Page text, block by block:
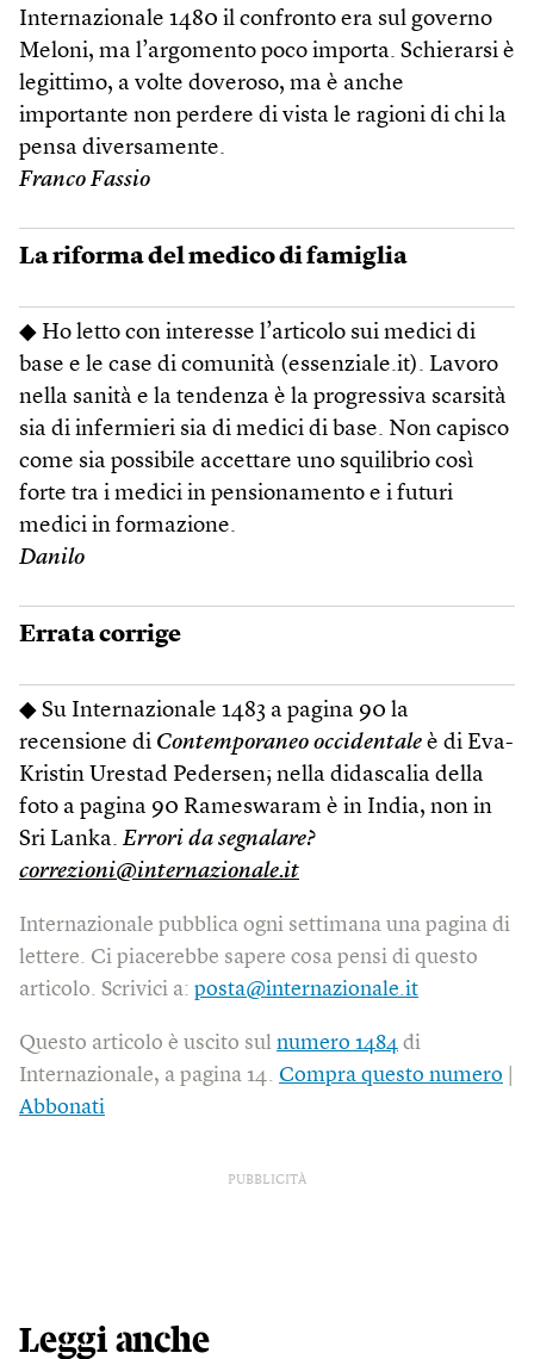
Internazionale 1480 il confronto era sul governo
Meloni, ma l’argomento poco importa. Schierarsi è
legittimo, a volte doveroso, ma è anche
importante non perdere di vista le ragioni di chi la
pensa diversamente.
Franco Fassio
La riforma del medico di famiglia
◆ Ho letto con interesse l’articolo sui medici di
base e le case di comunità (essenziale.it). Lavoro
nella sanità e la tendenza è la progressiva scarsità
sia di infermieri sia di medici di base. Non capisco
come sia possibile accettare uno squilibrio così
forte tra i medici in pensionamento e i futuri
medici in formazione.
Danilo
Errata corrige
◆ Su Internazionale 1483 a pagina 90 la
recensione di Contemporaneo occidentale è di Eva-
Kristin Urestad Pedersen; nella didascalia della
foto a pagina 90 Rameswaram è in India, non in
Sri Lanka. Errori da segnalare?
correzioni@internazionale.it
Internazionale pubblica ogni settimana una pagina di
lettere. Ci piacerebbe sapere cosa pensi di questo
articolo. Scrivici a: posta@internazionale.it
Questo articolo è uscito sul numero 1484 di
Internazionale, a pagina 14. Compra questo numero
Abbonati
PUBBLICITÀ
Leggi anche